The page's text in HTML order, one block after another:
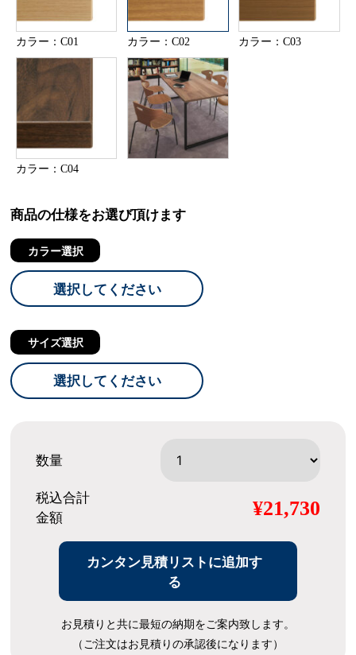
カラー：C01 カラー：C02 カラー：C03
カラー：C04
商品の仕様をお選び頂けます
カラー選択
選択してください
サイズ選択
選択してください
数量
税込合計
金額
¥21,730
カンタン見積リストに追加す
る
お見積りと共に最短の納期をご案内致します。
（ご注文はお見積りの承認後になります）